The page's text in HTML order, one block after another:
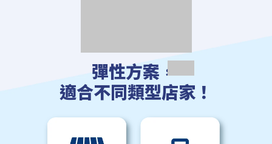
彈性方案，
適合不同類型店家！